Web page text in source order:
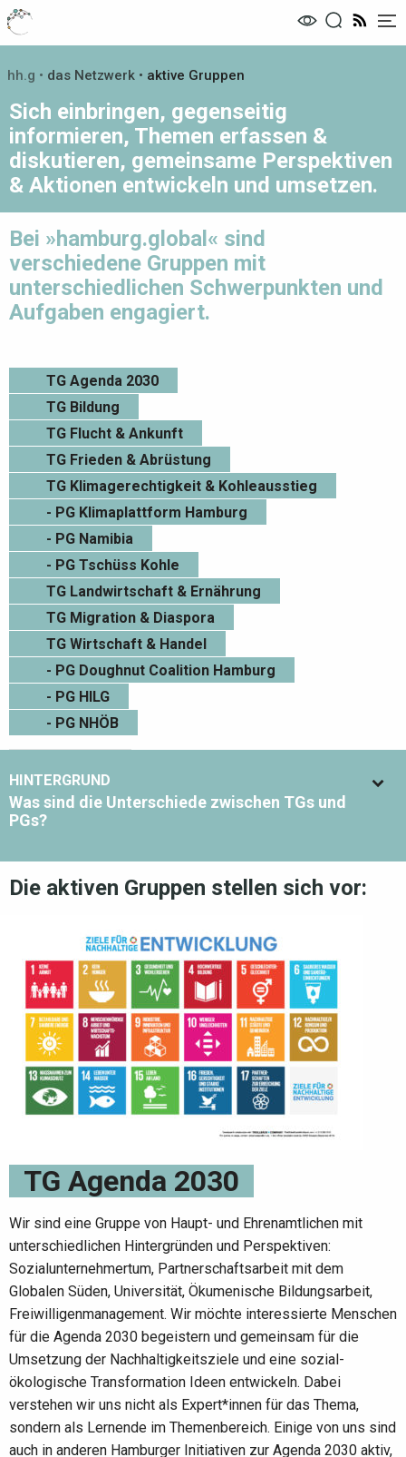
hh.g • das Netzwerk • aktive Gruppen
Sich einbringen, gegenseitig
informieren, Themen erfassen &
diskutieren, gemeinsame Perspektiven
& Aktionen entwickeln und umsetzen.
Bei »hamburg.global« sind
verschiedene Gruppen mit
unterschiedlichen Schwerpunkten und
Aufgaben engagiert.
TG Agenda 2030
TG Bildung
TG Flucht & Ankunft
TG Frieden & Abrüstung
TG Klimagerechtigkeit & Kohleausstieg
- PG Klimaplattform Hamburg
- PG Namibia
- PG Tschüss Kohle
TG Landwirtschaft & Ernährung
TG Migration & Diaspora
TG Wirtschaft & Handel
- PG Doughnut Coalition Hamburg
- PG HILG
- PG NHÖB
HINTERGRUND
Was sind die Unterschiede zwischen TGs und
PGs?
Die aktiven Gruppen stellen sich vor:
TG Agenda 2030
Wir sind eine Gruppe von Haupt- und Ehrenamtlichen mit
unterschiedlichen Hintergründen und Perspektiven:
Sozialunternehmertum, Partnerschaftsarbeit mit dem
Globalen Süden, Universität, Ökumenische Bildungsarbeit,
Freiwilligenmanagement. Wir möchte interessierte Menschen
für die Agenda 2030 begeistern und gemeinsam für die
Umsetzung der Nachhaltigkeitsziele und eine sozial-
ökologische Transformation Ideen entwickeln. Dabei
verstehen wir uns nicht als Expert*innen für das Thema,
sondern als Lernende im Themenbereich. Einige von uns sind
auch in anderen Hamburger Initiativen zur Agenda 2030 aktiv,